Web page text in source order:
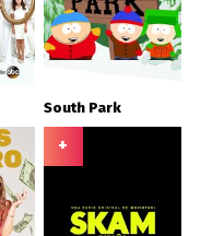
South Park
+